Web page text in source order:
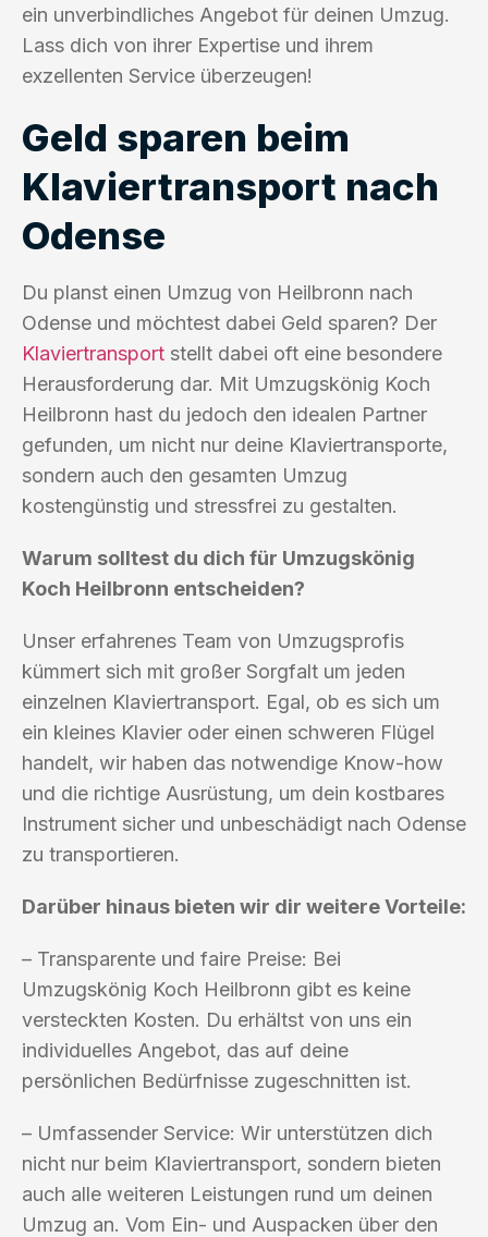
ein unverbindliches Angebot für deinen Umzug.
Lass dich von ihrer Expertise und ihrem
exzellenten Service überzeugen!
Geld sparen beim
Klaviertransport nach
Odense
Du planst einen Umzug von Heilbronn nach
Odense und möchtest dabei Geld sparen? Der
Klaviertransport stellt dabei oft eine besondere
Herausforderung dar. Mit Umzugskönig Koch
Heilbronn hast du jedoch den idealen Partner
gefunden, um nicht nur deine Klaviertransporte,
sondern auch den gesamten Umzug
kostengünstig und stressfrei zu gestalten.
Warum solltest du dich für Umzugskönig
Koch Heilbronn entscheiden?
Unser erfahrenes Team von Umzugsprofis
kümmert sich mit großer Sorgfalt um jeden
einzelnen Klaviertransport. Egal, ob es sich um
ein kleines Klavier oder einen schweren Flügel
handelt, wir haben das notwendige Know-how
und die richtige Ausrüstung, um dein kostbares
Instrument sicher und unbeschädigt nach Odense
zu transportieren.
Darüber hinaus bieten wir dir weitere Vorteile:
– Transparente und faire Preise: Bei
Umzugskönig Koch Heilbronn gibt es keine
versteckten Kosten. Du erhältst von uns ein
individuelles Angebot, das auf deine
persönlichen Bedürfnisse zugeschnitten ist.
– Umfassender Service: Wir unterstützen dich
nicht nur beim Klaviertransport, sondern bieten
auch alle weiteren Leistungen rund um deinen
Umzug an. Vom Ein- und Auspacken über den